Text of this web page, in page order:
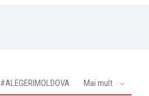
#ALEGERIMOLDOVA Mai mult